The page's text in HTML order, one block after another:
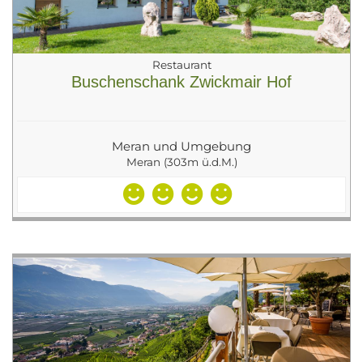
Restaurant
Buschenschank Zwickmair Hof
Meran und Umgebung
Meran (303m ü.d.M.)